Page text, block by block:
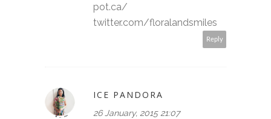
pot.ca/
twitter.com/floralandsmiles
Reply
ICE PANDORA
26 January, 2015 21:07